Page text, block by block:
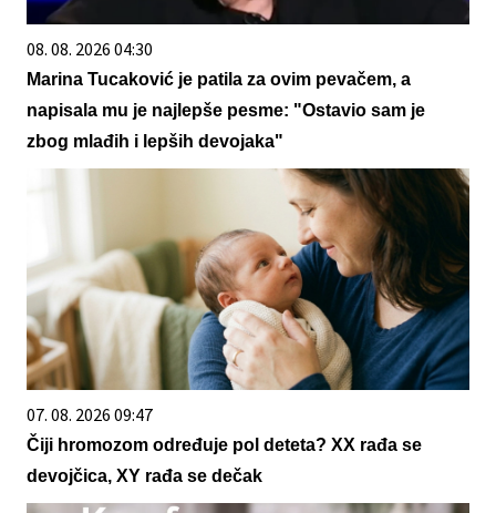
08. 08. 2026 04:30
Marina Tucaković je patila za ovim pevačem, a
napisala mu je najlepše pesme: "Ostavio sam je
zbog mlađih i lepših devojaka"
07. 08. 2026 09:47
Čiji hromozom određuje pol deteta? XX rađa se
devojčica, XY rađa se dečak